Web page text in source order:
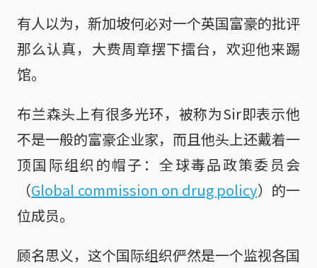
有人以为，新加坡何必对一个英国富豪的批评
那么认真，大费周章摆下擂台，欢迎他来踢
馆。
布兰森头上有很多光环，被称为Sir即表示他
不是一般的富豪企业家，而且他头上还戴着一
顶国际组织的帽子：全球毒品政策委员会
（Global commission on drug policy）的一
位成员。
顾名思义，这个国际组织俨然是一个监视各国